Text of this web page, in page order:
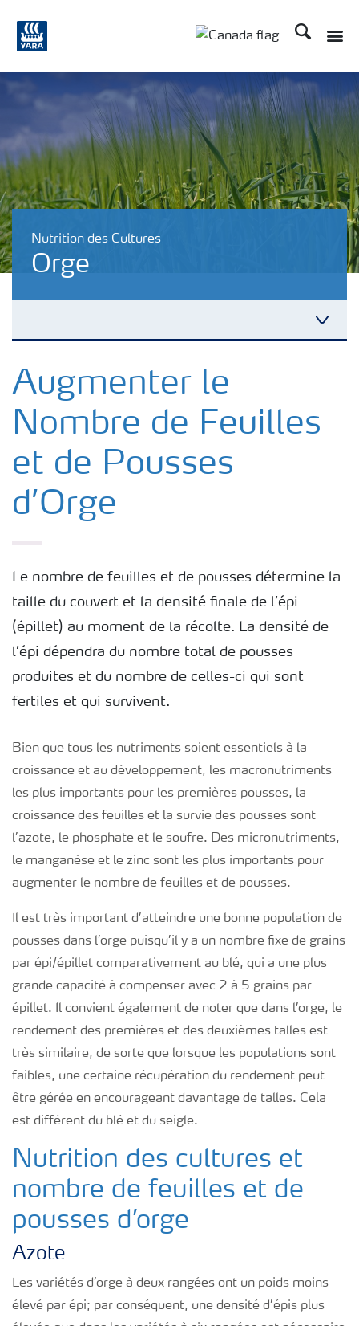
Recherche
Nutrition des Cultures
Orge
Cultures
Augmenter le
Nombre de Feuilles
et de Pousses
d’Orge
Le nombre de feuilles et de pousses détermine la
taille du couvert et la densité finale de l’épi
(épillet) au moment de la récolte. La densité de
l’épi dépendra du nombre total de pousses
produites et du nombre de celles-ci qui sont
fertiles et qui survivent.
Bien que tous les nutriments soient essentiels à la
croissance et au développement, les macronutriments
les plus importants pour les premières pousses, la
croissance des feuilles et la survie des pousses sont
l’azote, le phosphate et le soufre. Des micronutriments,
le manganèse et le zinc sont les plus importants pour
augmenter le nombre de feuilles et de pousses.
Il est très important d’atteindre une bonne population de
pousses dans l’orge puisqu’il y a un nombre fixe de grains
par épi/épillet comparativement au blé, qui a une plus
grande capacité à compenser avec 2 à 5 grains par
épillet. Il convient également de noter que dans l’orge, le
rendement des premières et des deuxièmes talles est
très similaire, de sorte que lorsque les populations sont
faibles, une certaine récupération du rendement peut
être gérée en encourageant davantage de talles. Cela
est différent du blé et du seigle.
Nutrition des cultures et
nombre de feuilles et de
pousses d’orge
Azote
Les variétés d’orge à deux rangées ont un poids moins
élevé par épi; par conséquent, une densité d’épis plus